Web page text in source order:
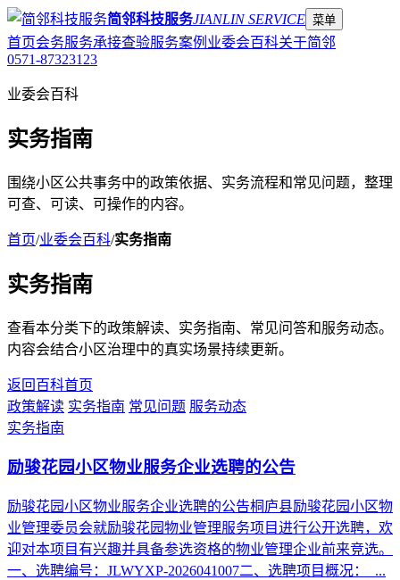
简邻科技服务JIANLIN SERVICE 菜单
首页会务服务承接查验服务案例 业委会百科关于简邻
0571-87323123
业委会百科
实务指南
围绕小区公共事务中的政策依据、实务流程和常见问题，整理
可查、可读、可操作的内容。
首页/业委会百科/实务指南
实务指南
查看本分类下的政策解读、实务指南、常见问答和服务动态。
内容会结合小区治理中的真实场景持续更新。
返回百科首页
政策解读 实务指南 常见问题 服务动态
实务指南
励骏花园小区物业服务企业选聘的公告
励骏花园小区物业服务企业选聘的公告桐庐县励骏花园小区物
业管理委员会就励骏花园物业管理服务项目进行公开选聘，欢
迎对本项目有兴趣并具备参选资格的物业管理企业前来竞选。
一、选聘编号：JLWYXP-2026041007二、选聘项目概况： ...